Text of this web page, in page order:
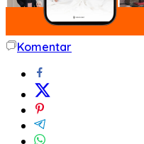
Komentar